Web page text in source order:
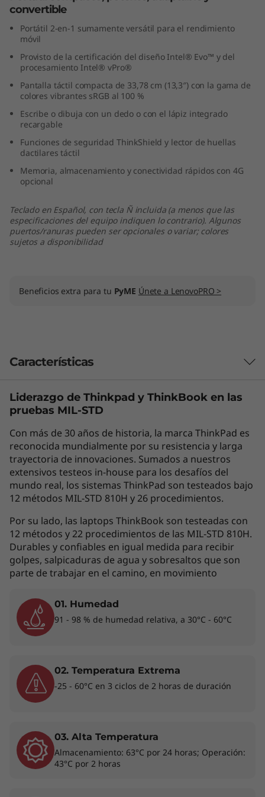
3
n
e
convertible
Portátil 2-en-1 sumamente versátil para el rendimiento
móvil
Provisto de la certificación del diseño Intel® Evo™ y del
procesamiento Intel® vPro®
Pantalla táctil compacta de 33,78 cm (13,3″) con la gama de
colores vibrantes sRGB al 100 %
Escribe o dibuja con un dedo o con el lápiz integrado
recargable
Funciones de seguridad ThinkShield y lector de huellas
dactilares táctil
Memoria, almacenamiento y conectividad rápidos con 4G
opcional
Teclado en Español, con tecla Ñ incluida (a menos que las
especificaciones del equipo indiquen lo contrario). Algunos
puertos/ranuras pueden ser opcionales o variar; colores
sujetos a disponibilidad
Beneficios extra para tu PyME Únete a LenovoPRO >
Características
Seguro y sumamente funcional
Yoga de 4.ª generación en lo que a rendimiento
compacto y portabilidad se refiere. En cuanto a
procesamiento, cuenta con la tecnología
sumamente segura Intel®vPro®con hasta
CPU Intel®Core™ i7 de 13.a generación. La
proporciona la gama de colores sRGB al 100 %
con imágenes vibrantes gracias a la tarjeta
gráfica integrada Intel® Iris
Xe. Es ligero, fácil
de transportar y tiene una batería de larga
trabajo ─y el portátil─ a cualquier parte.
Además, dado que cuenta con la certificación
Intel®
carga rápida y funciones de videoconferencia
Smart.
Liderazgo de Thinkpad y ThinkBook en las
pruebas MIL-STD
Con más de 30 años de historia, la marca ThinkPad es
reconocida mundialmente por su resistencia y larga
trayectoria de innovaciones. Sumados a nuestros
extensivos testeos in-house para los desafíos del
mundo real, los sistemas ThinkPad son testeados bajo
12 métodos MIL-STD 810H y 26 procedimientos.
Por su lado, las laptops ThinkBook son testeadas con
12 métodos y 22 procedimientos de las MIL-STD 810H.
Durables y confiables en igual medida para recibir
golpes, salpicaduras de agua y sobresaltos que son
parte de trabajar en el camino, en movimiento
01. Humedad
91 - 98 % de humedad relativa, a 30°C - 60°C
02. Temperatura Extrema
-25 - 60°C en 3 ciclos de 2 horas de duración
03. Alta Temperatura
Almacenamiento: 63°C por 24 horas; Operación:
43°C por 2 horas